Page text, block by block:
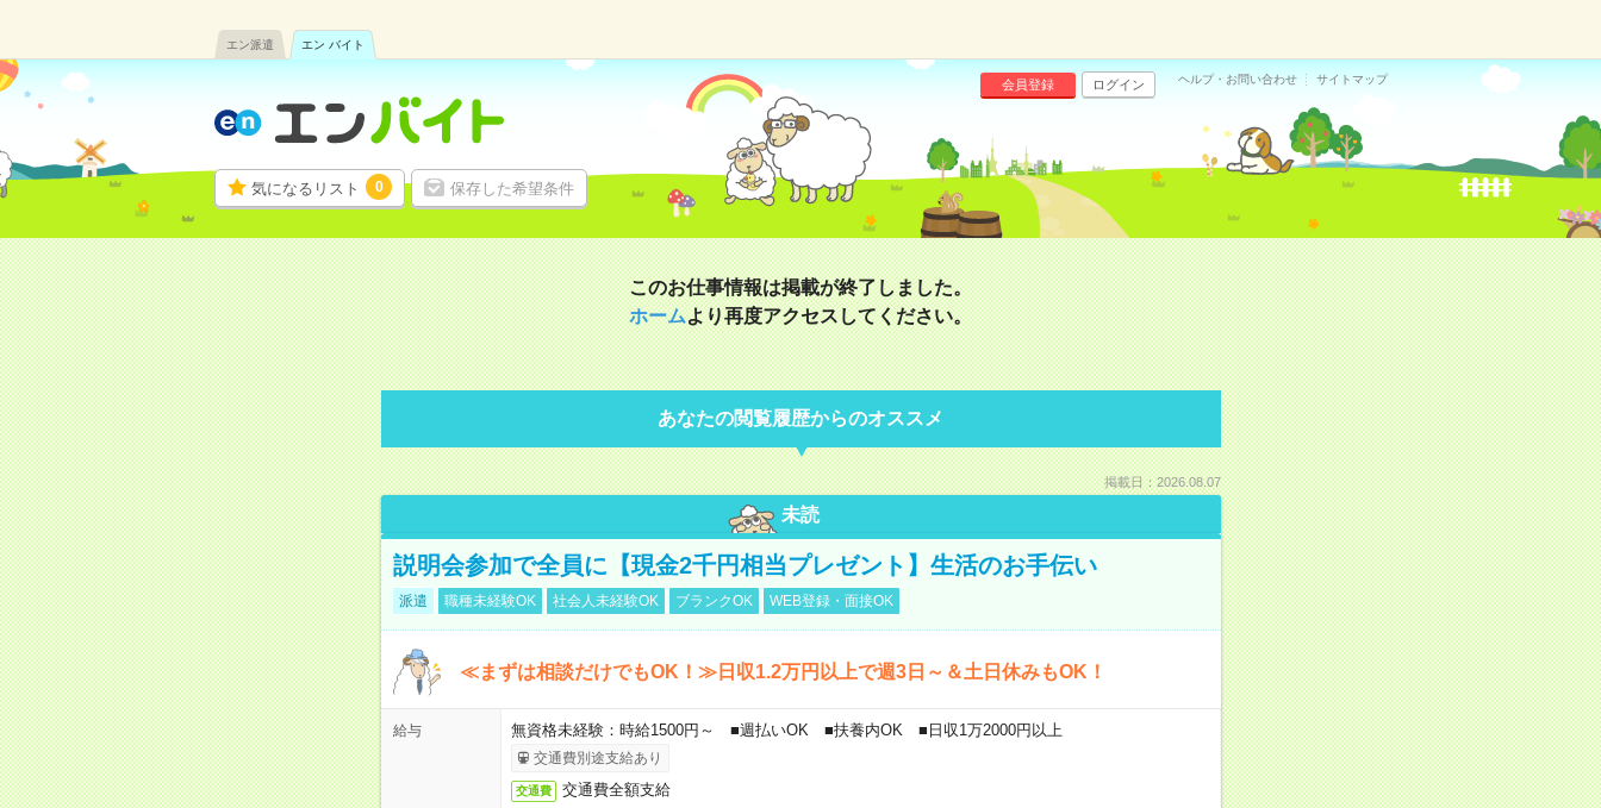
エン派遣 エン バイト
気になるリスト 0 保存した希望条件
会員登録 ログイン ヘルプ・お問い合わせ サイトマップ
このお仕事情報は掲載が終了しました。
ホームより再度アクセスしてください。
あなたの閲覧履歴からのオススメ
掲載日：2026.08.07
未読
説明会参加で全員に【現金2千円相当プレゼント】生活のお手伝い
派遣 職種未経験OK 社会人未経験OK ブランクOK WEB登録・面接OK
≪まずは相談だけでもOK！≫日収1.2万円以上で週3日～＆土日休みもOK！
給与 無資格未経験：時給1500円～ ■週払いOK ■扶養内OK ■日収1万2000円以上
交通費別途支給あり
交通費 交通費全額支給